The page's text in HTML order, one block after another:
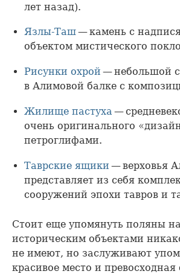
лет назад).
Язлы-Таш— камень с
объектом мистического
Рисунки охрой — небольшой
в Алимовой балке с
Жилище пастуха —
очень оригинального
петроглифами.
Таврские ящики — верховья
представляет из себя
сооружений эпохи тавров и
Стоит еще упомянуть поляны
историческим объектами
не имеют, но заслуживают
красивое место и превосходная